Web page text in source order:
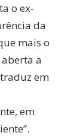
o ex-
da
mais o
a
em
em